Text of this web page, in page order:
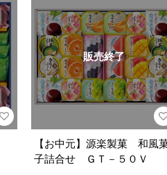
販売終了
【お中元】源楽製菓 和風
子詰合せ ＧＴ－５０Ｖ